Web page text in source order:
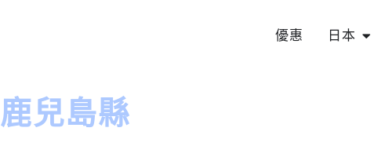
優惠 日本
鹿兒島縣